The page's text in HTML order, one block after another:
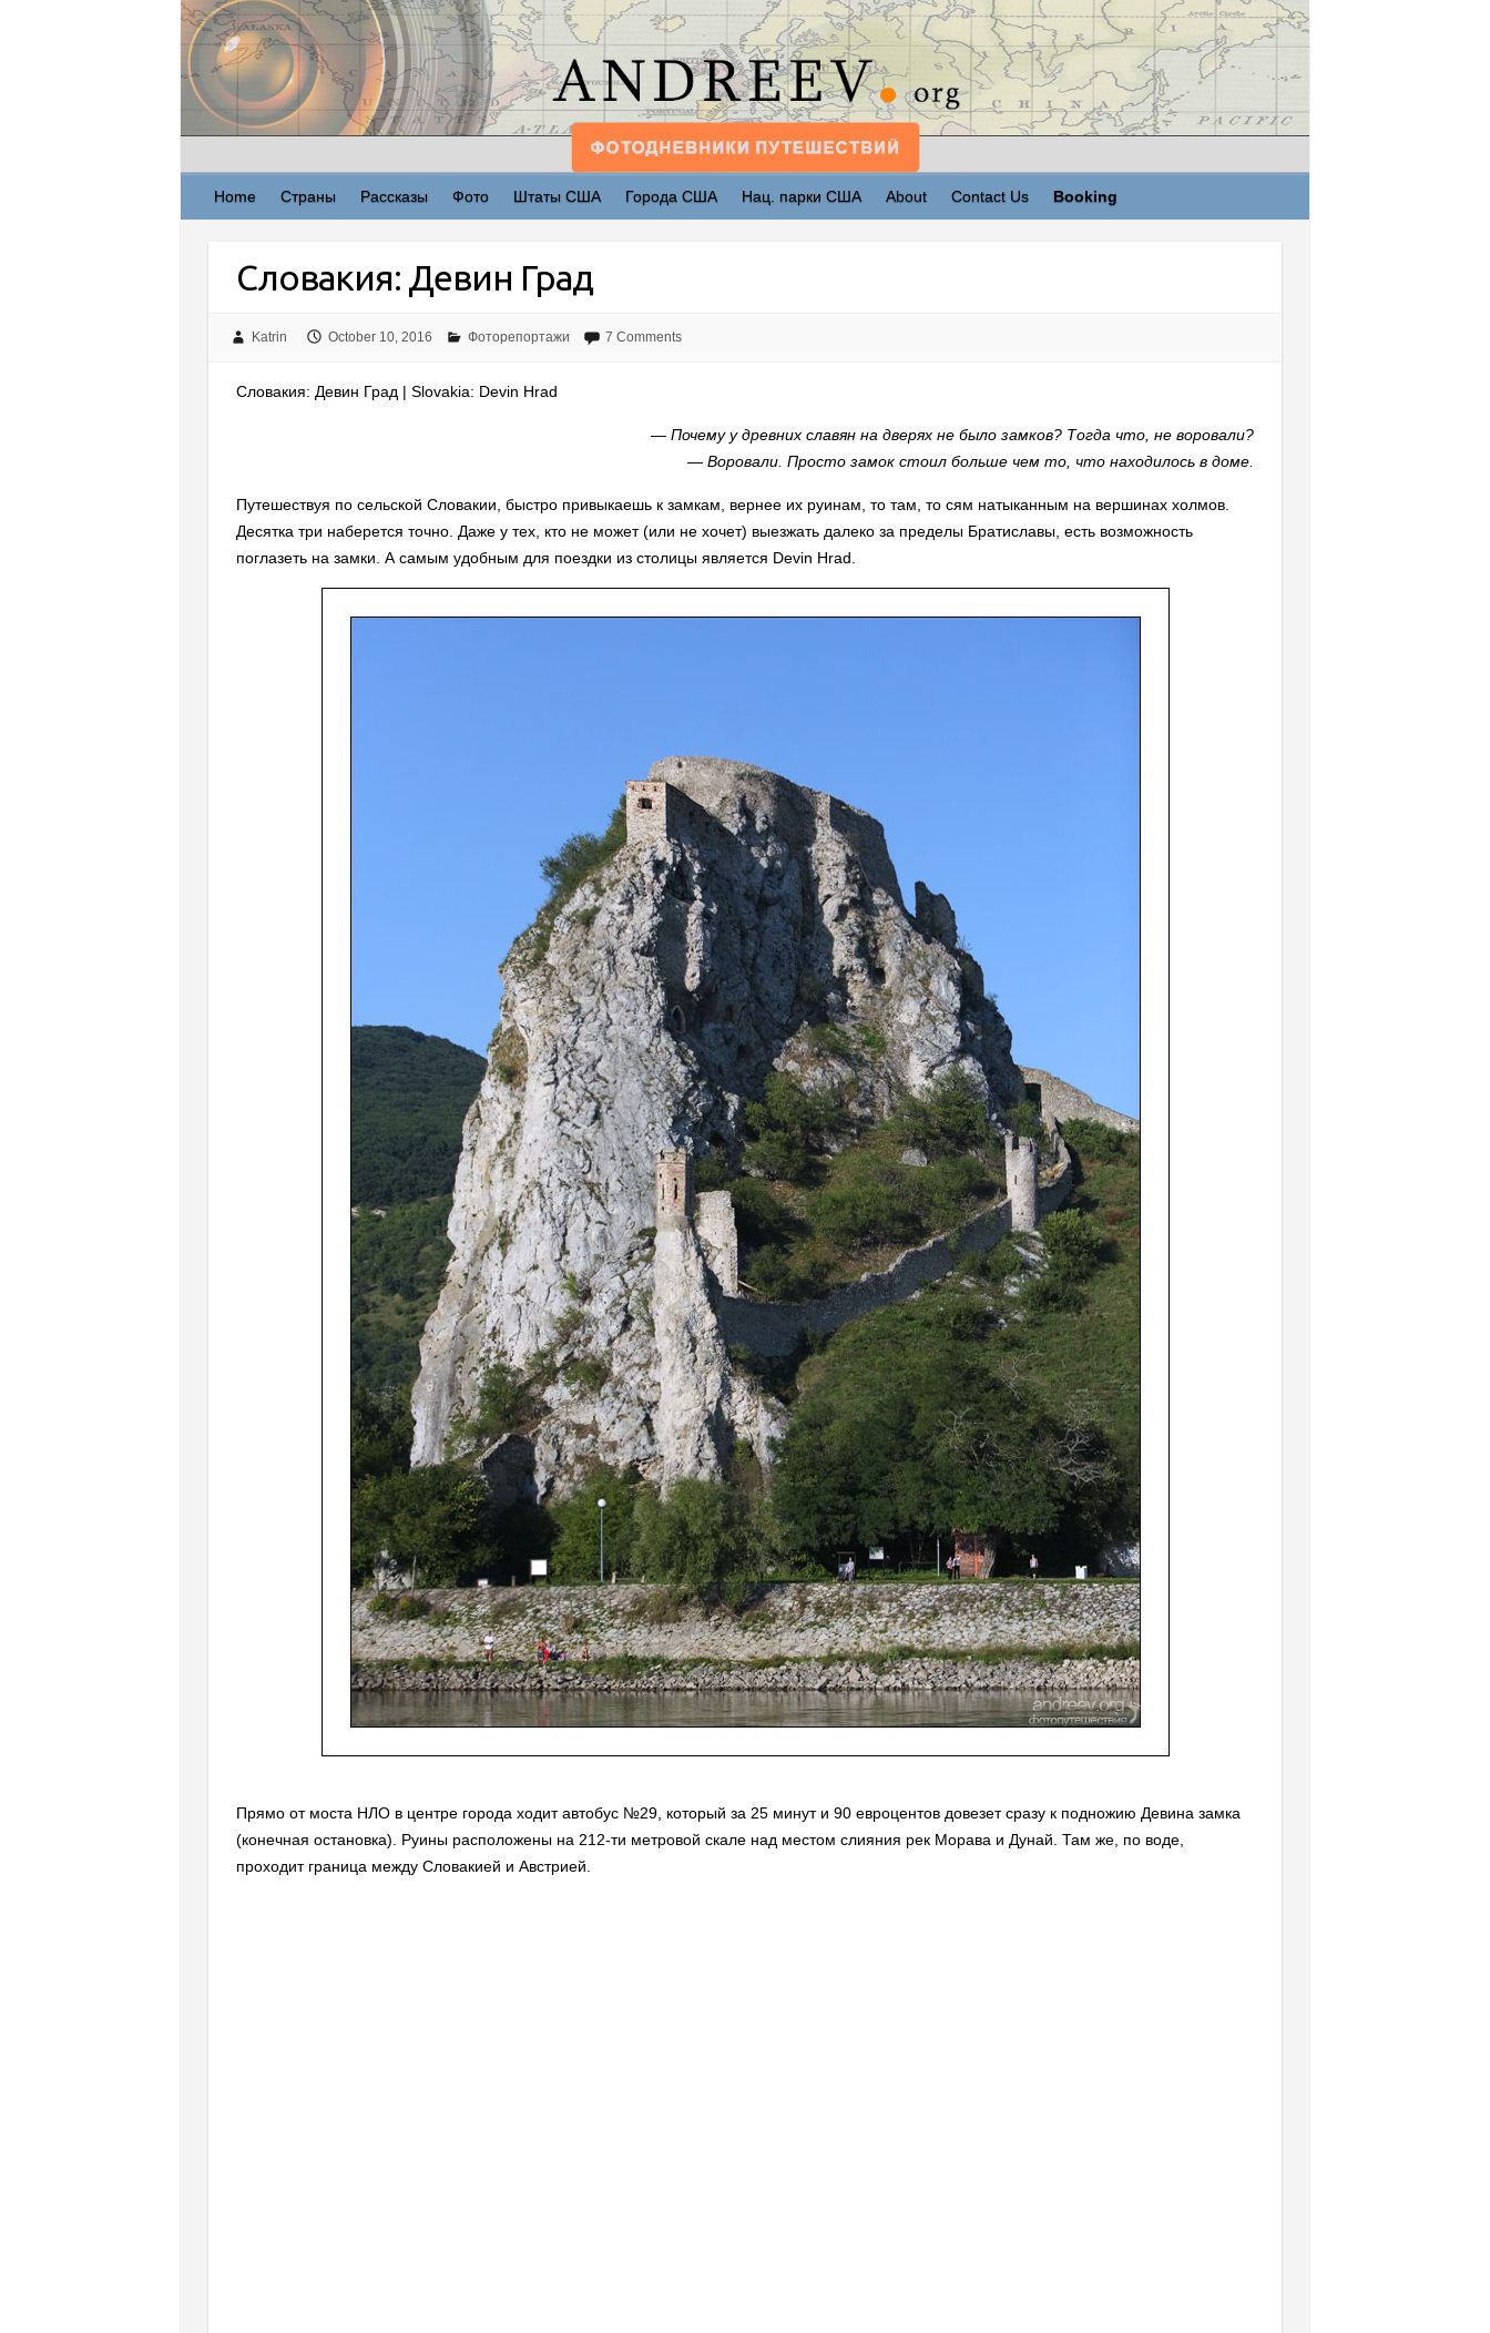
Home Страны Рассказы Фото Штаты США Города США Нац. парки США About Contact Us Booking
Словакия: Девин Град
Katrin October 10, 2016 Фоторепортажи 7 Comments
Словакия: Девин Град | Slovakia: Devin Hrad
— Почему у древних славян на дверях не было замков? Тогда что, не воровали?
— Воровали. Просто замок стоил больше чем то, что находилось в доме.
Путешествуя по сельской Словакии, быстро привыкаешь к замкам, вернее их руинам, то там, то сям натыканным на вершинах холмов.
Десятка три наберется точно. Даже у тех, кто не может (или не хочет) выезжать далеко за пределы Братиславы, есть возможность
поглазеть на замки. А самым удобным для поездки из столицы является Devin Hrad.
Прямо от моста НЛО в центре города ходит автобус №29, который за 25 минут и 90 евроцентов довезет сразу к подножию Девина замка
(конечная остановка). Руины расположены на 212-ти метровой скале над местом слияния рек Морава и Дунай. Там же, по воде,
проходит граница между Словакией и Австрией.